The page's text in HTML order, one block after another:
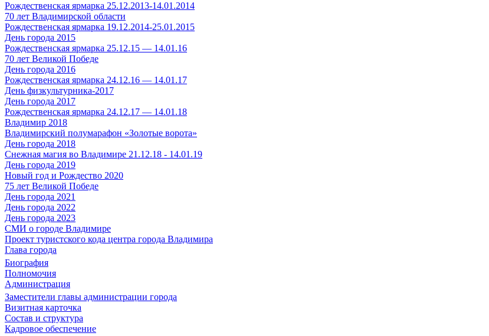
Рождественская ярмарка 25.12.2013-14.01.2014
70 лет Владимирской области
Рождественская ярмарка 19.12.2014-25.01.2015
День города 2015
Рождественская ярмарка 25.12.15 — 14.01.16
70 лет Великой Победе
День города 2016
Рождественская ярмарка 24.12.16 — 14.01.17
День физкультурника-2017
День города 2017
Рождественская ярмарка 24.12.17 — 14.01.18
Владимир 2018
Владимирский полумарафон «Золотые ворота»
День города 2018
Снежная магия во Владимире 21.12.18 - 14.01.19
День города 2019
Новый год и Рождество 2020
75 лет Великой Победе
День города 2021
День города 2022
День города 2023
СМИ о городе Владимире
Проект туристского кода центра города Владимира
Глава города
Биография
Полномочия
Администрация
Заместители главы администрации города
Визитная карточка
Состав и структура
Кадровое обеспечение